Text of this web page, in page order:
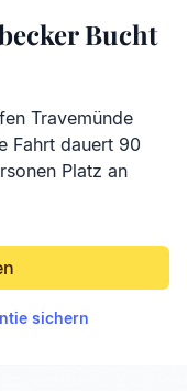
Bucht
Travemünde
Fahrt dauert 90
Platz an
sichern